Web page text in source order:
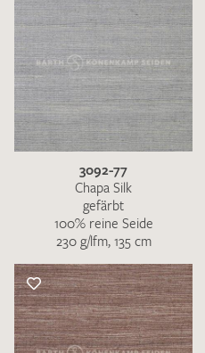
3092-77
Chapa Silk
gefärbt
100% reine Seide
230 g/lfm, 135 cm